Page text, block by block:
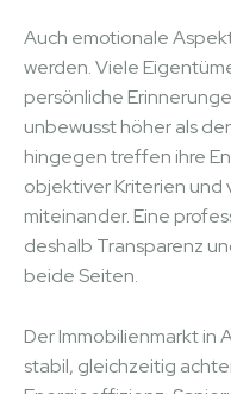
Auch emotionale
werden. Viele
persönliche
unbewusst höher als
hingegen treffen ihre
objektiver Kriterien
miteinander. Eine
deshalb Transparenz
beide Seiten.
Der Immobilienmarkt in
stabil, gleichzeitig